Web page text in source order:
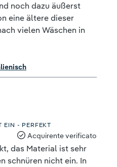
noch dazu äußerst
eine ältere dieser
vielen Wäschen in
di 5 su 5 stelle
EIN - PERFEKT
Acquirente verificato
das Material ist sehr
schnüren nicht ein. In